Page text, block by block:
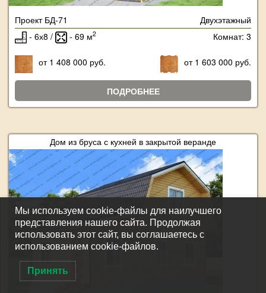
Проект БД-71
Двухэтажный
- 6х8 /
- 69 м2 Комнат: 3
от 1 408 000 руб. от 1 603 000 руб.
ПОДРОБНЕЕ
Дом из бруса с кухней в закрытой веранде
Мы используем cookie-файлы для наилучшего
представления нашего сайта. Продолжая
использовать этот сайт, вы соглашаетесь с
использованием cookie-файлов.
Принять